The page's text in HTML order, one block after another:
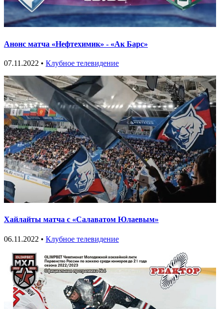
Анонс матча «Нефтехимик» - «Ак Барс»
07.11.2022 • Клубное телевидение
Хайлайты матча с «Салаватом Юлаевым»
06.11.2022 • Клубное телевидение